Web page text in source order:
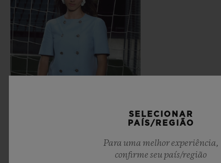
SELECIONAR
PAÍS/REGIÃO
Para uma melhor experiência,
confirme seu país/região